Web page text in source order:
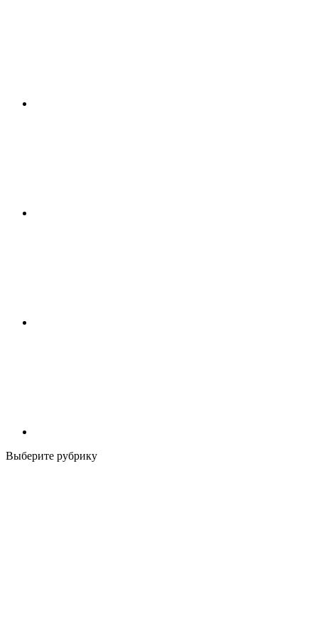
Выберите рубрику